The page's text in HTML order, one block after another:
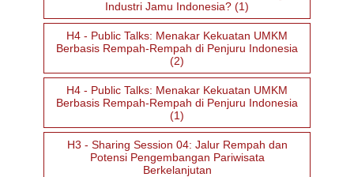
Industri Jamu Indonesia? (1)
H4 - Public Talks: Menakar Kekuatan UMKM
Berbasis Rempah-Rempah di Penjuru Indonesia
(2)
H4 - Public Talks: Menakar Kekuatan UMKM
Berbasis Rempah-Rempah di Penjuru Indonesia
(1)
H3 - Sharing Session 04: Jalur Rempah dan
Potensi Pengembangan Pariwisata
Berkelanjutan